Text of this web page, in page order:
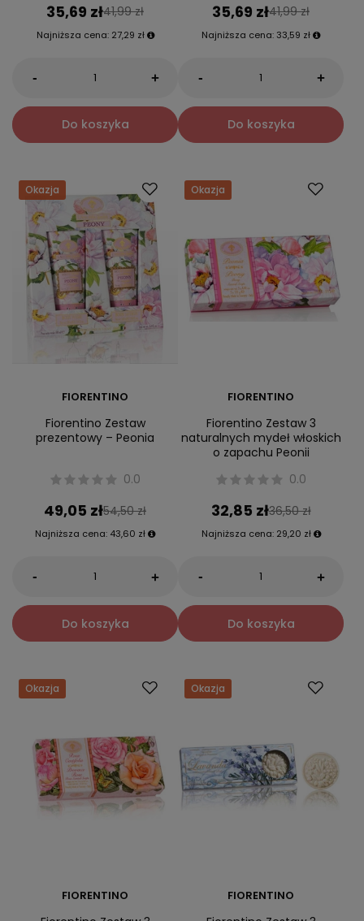
35,69 zł41,99 zł
Najniższa cena: 27,29 zł
- +
Do koszyka
35,69 zł41,99 zł
Najniższa cena: 33,59 zł
- +
Do koszyka
Okazja
FIORENTINO
Fiorentino Zestaw
prezentowy – Peonia
0.0
49,05 zł54,50 zł
Najniższa cena: 43,60 zł
- +
Do koszyka
Okazja
FIORENTINO
Fiorentino Zestaw 3
naturalnych mydeł włoskich
o zapachu Peonii
0.0
32,85 zł36,50 zł
Najniższa cena: 29,20 zł
- +
Do koszyka
Okazja
FIORENTINO
Okazja
FIORENTINO